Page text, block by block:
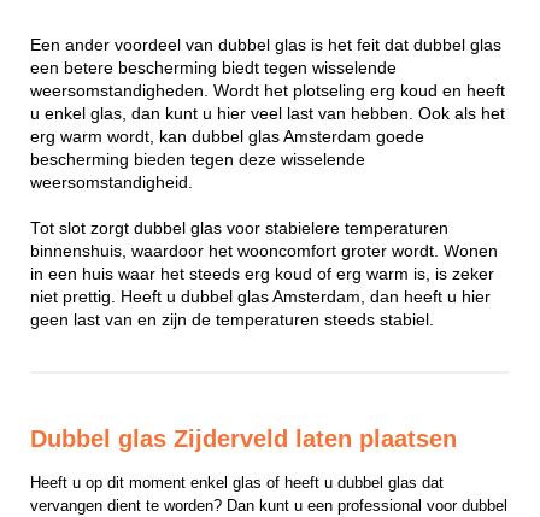
Een ander voordeel van dubbel glas is het feit dat dubbel glas
een betere bescherming biedt tegen wisselende
weersomstandigheden. Wordt het plotseling erg koud en heeft
u enkel glas, dan kunt u hier veel last van hebben. Ook als het
erg warm wordt, kan dubbel glas Amsterdam goede
bescherming bieden tegen deze wisselende
weersomstandigheid.
Tot slot zorgt dubbel glas voor stabielere temperaturen
binnenshuis, waardoor het wooncomfort groter wordt. Wonen
in een huis waar het steeds erg koud of erg warm is, is zeker
niet prettig. Heeft u dubbel glas Amsterdam, dan heeft u hier
geen last van en zijn de temperaturen steeds stabiel.
Dubbel glas Zijderveld laten plaatsen
Heeft u op dit moment enkel glas of heeft u dubbel glas dat
vervangen dient te worden? Dan kunt u een professional voor dubbel